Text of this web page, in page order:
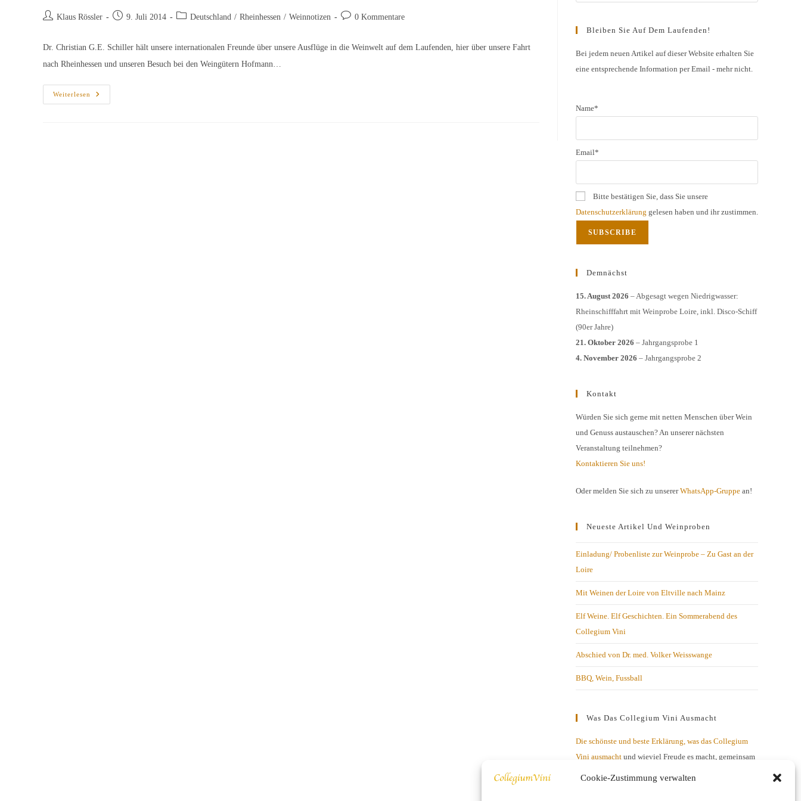
Cookie-Zustimmung verwalten
Beitrags-Klaus Rössler
Beitrag9. Juli 2014
Beitrags-
Deutschland / Rheinhessen / Weinnotizen
Beitrags-0 Kommentare
Dr. Christian G.E. Schiller hält unsere internationalen Freunde über unsere Ausflüge in die Weinwelt auf dem Laufenden, hier über unsere Fahrt
nach Rheinhessen und unseren Besuch bei den Weingütern Hofmann…
Weiterlesen
Schiefer
Trifft
Escape
Bleiben Sie Auf Dem Laufenden!
Bei jedem neuen Artikel auf dieser Website erhalten Sie
eine entsprechende Information per Email - mehr nicht.
Name*
Email*
Bitte bestätigen Sie, dass Sie unsere
Datenschutzerklärung gelesen haben und ihr zustimmen.
Demnächst
15. August 2026 – Abgesagt wegen Niedrigwasser:
Rheinschifffahrt mit Weinprobe Loire, inkl. Disco-Schiff
(90er Jahre)
21. Oktober 2026 – Jahrgangsprobe 1
4. November 2026 – Jahrgangsprobe 2
Kontakt
Würden Sie sich gerne mit netten Menschen über Wein
und Genuss austauschen? An unserer nächsten
Veranstaltung teilnehmen?
Kontaktieren Sie uns!
Oder melden Sie sich zu unsererWhatsApp-Gruppe an!
Neueste Artikel Und Weinproben
Einladung/ Probenliste zur Weinprobe – Zu Gast an der
Loire
Mit Weinen der Loire von Eltville nach Mainz
Elf Weine. Elf Geschichten. Ein Sommerabend des
Collegium Vini
Abschied von Dr. med. Volker Weisswange
BBQ, Wein, Fussball
Was Das Collegium Vini Ausmacht
Die schönste und beste Erklärung, was das Collegium
Vini ausmacht und wieviel Freude es macht, gemeinsam